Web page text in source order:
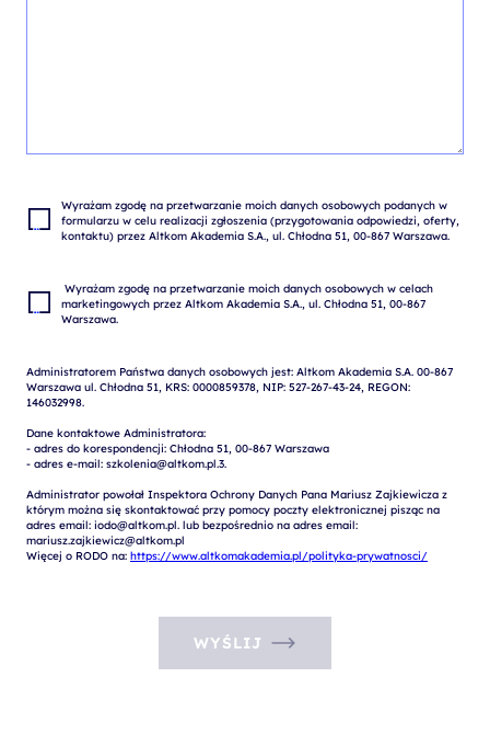
Wyrażam zgodę na przetwarzanie moich danych osobowych podanych w
formularzu w celu realizacji zgłoszenia (przygotowania odpowiedzi, oferty,
marketingowych przez Altkom Akademia S.A., ul. Chłodna 51, 00-867
Administratorem Państwa danych osobowych jest: Altkom Akademia S.A. 00-867
Warszawa ul. Chłodna 51, KRS: 0000859378, NIP: 527-267-43-24, REGON:
146032998.
Dane kontaktowe Administratora:
- adres do korespondencji: Chłodna 51, 00-867 Warszawa
- adres e-mail: szkolenia@altkom.pl.3.
Administrator powołał Inspektora Ochrony Danych Pana Mariusz Zajkiewicza z
którym można się skontaktować przy pomocy poczty elektronicznej pisząc na
adres email: iodo@altkom.pl. lub bezpośrednio na adres email:
mariusz.zajkiewicz@altkom.pl
Więcej o RODO na: https://www.altkomakademia.pl/polityka-prywatnosci/
WYŚLIJ